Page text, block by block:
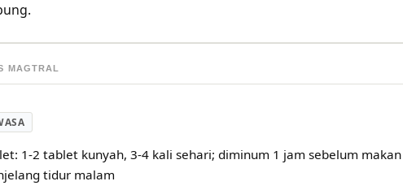
MAGTRAL
1-2 tablet kunyah, 3-4 kali sehari; diminum 1 jam sebelum
tidur malam